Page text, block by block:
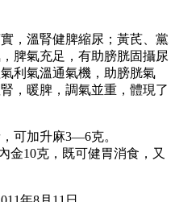
，溫腎健脾縮尿；黃芪、黨
脾氣充足，有助膀胱固攝尿
利氣溫通氣機，助膀胱氣
，暖脾，調氣並重，體現了
可加升麻3—6克。
金10克，既可健胃消食，又